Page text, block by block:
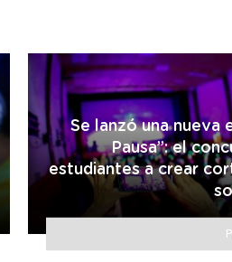
Se lanzó una nueva
Pausa”: el
estudiantes a crear